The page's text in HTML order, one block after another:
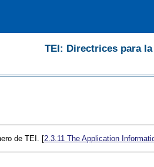
TEI: Directrices para
de TEI. [2.3.11The Application